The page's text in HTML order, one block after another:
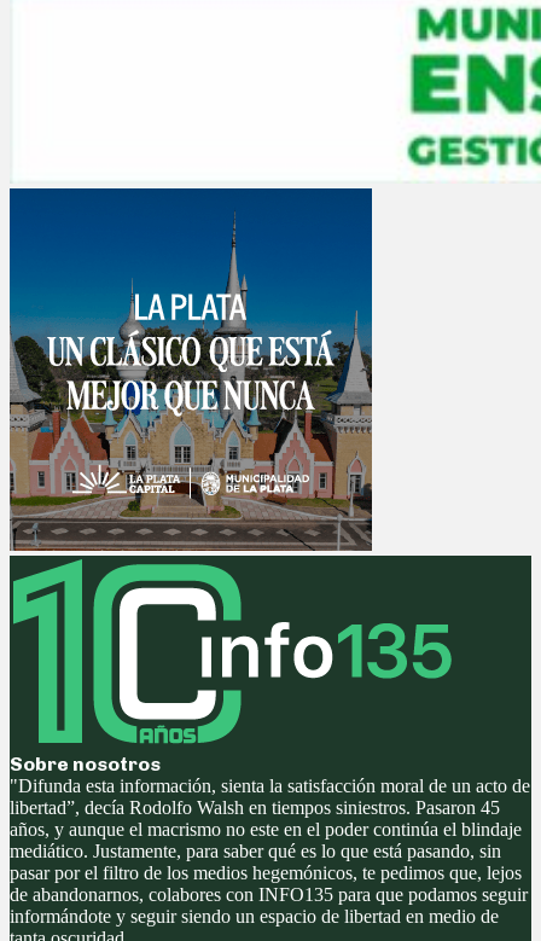
Sobre nosotros
"Difunda esta información, sienta la satisfacción moral de un acto de
libertad”, decía Rodolfo Walsh en tiempos siniestros. Pasaron 45
años, y aunque el macrismo no este en el poder continúa el blindaje
mediático. Justamente, para saber qué es lo que está pasando, sin
pasar por el filtro de los medios hegemónicos, te pedimos que, lejos
de abandonarnos, colabores con INFO135 para que podamos seguir
informándote y seguir siendo un espacio de libertad en medio de